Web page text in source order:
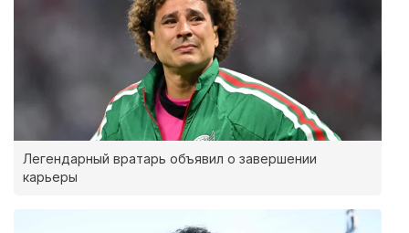
Легендарный вратарь объявил о завершении
карьеры